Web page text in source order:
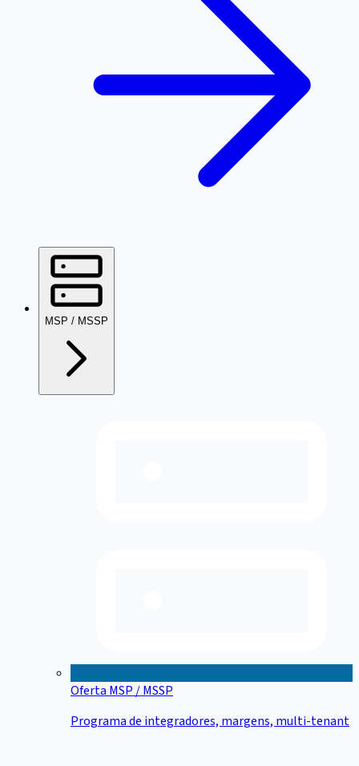
MSP / MSSP
Oferta MSP / MSSP
Programa de integradores, margens, multi-tenant